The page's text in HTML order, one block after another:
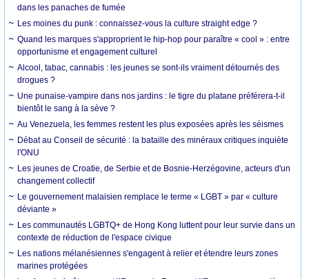
dans les panaches de fumée
Les moines du punk : connaissez-vous la culture straight edge ?
Quand les marques s'approprient le hip-hop pour paraître « cool » : entre
opportunisme et engagement culturel
Alcool, tabac, cannabis : les jeunes se sont-ils vraiment détournés des
drogues ?
Une punaise-vampire dans nos jardins : le tigre du platane préférera-t-il
bientôt le sang à la sève ?
Au Venezuela, les femmes restent les plus exposées après les séismes
Débat au Conseil de sécurité : la bataille des minéraux critiques inquiète
l'ONU
Les jeunes de Croatie, de Serbie et de Bosnie-Herzégovine, acteurs d'un
changement collectif
Le gouvernement malaisien remplace le terme « LGBT » par « culture
déviante »
Les communautés LGBTQ+ de Hong Kong luttent pour leur survie dans un
contexte de réduction de l'espace civique
Les nations mélanésiennes s'engagent à relier et étendre leurs zones
marines protégées